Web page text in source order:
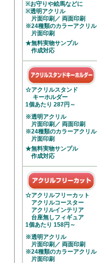
※お守りや絵馬などに
※透明アクリル
片面印刷／ 両面印刷
※24種類のカラーアクリル
片面印刷
★無料実物サンプル
作成対応
☆アクリルスタンド
キーホルダー
1個あたり 287円～
※透明アクリル
片面印刷／ 両面印刷
※24種類のカラーアクリル
片面印刷
★無料実物サンプル
作成対応
☆アクリルフリーカット
アクリルコースター
アクリルインテリア
台座無しフィギュア
1個あたり 158円～
※透明アクリル
片面印刷／ 両面印刷
※24種類のカラーアクリル
片面印刷